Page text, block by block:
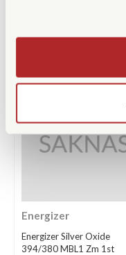
Energizer
Energizer Silver Oxide
394/380 MBL1 Zm 1st